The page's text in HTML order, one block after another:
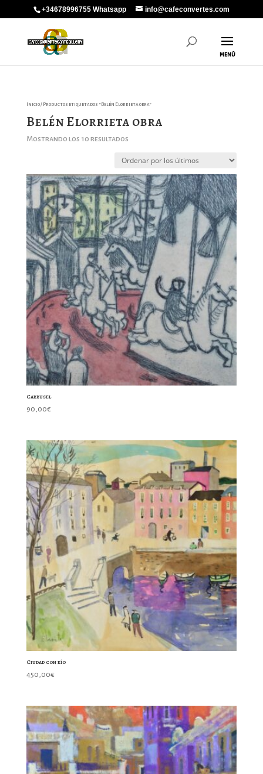
+34678996755 Whatsapp info@cafeconvertes.com
Inicio/ Productos etiquetados “Belén Elorrieta obra”
Belén Elorrieta obra
Mostrando los 10 resultadosOrdenado
los
Carrusel
90,00€
Ciudad con río
450,00€